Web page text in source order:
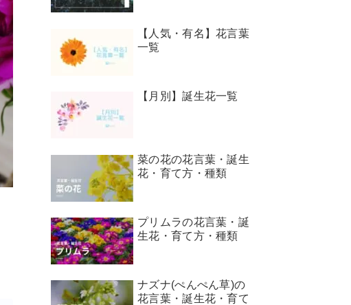
【人気・有名】花言葉
一覧
【月別】誕生花一覧
菜の花の花言葉・誕生
花・育て方・種類
プリムラの花言葉・誕
生花・育て方・種類
ナズナ(ぺんぺん草)の
花言葉・誕生花・育て